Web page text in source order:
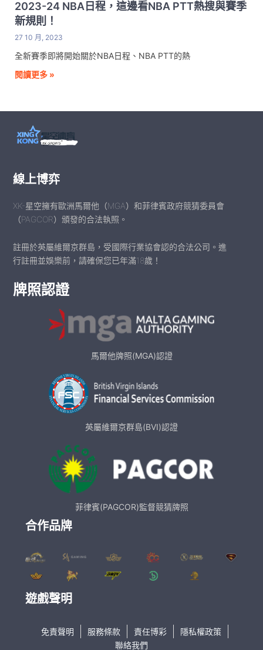
2023-24 NBA日程，這邊看NBA PTT熱搜與賽季
新規則！
27 10 月, 2023
全新賽季即將開始關於NBA日程、NBA PTT的熱
閱讀更多 »
線上博弈
XK-星空擁有歐洲馬爾他（MGA）和菲律賓政府競猜委員會
（PAGCOR）頒發的合法執照。
註冊於英屬維爾京群島，受國際行業協會認的合法公司。進
行註冊並娛樂前，請確保您已年滿18歲！
牌照認證
馬爾他牌照(MGA)認證
英屬維爾京群島(BVI)認證
菲律賓(PAGCOR)監督競猜牌照
合作品牌
遊戲聲明
免責聲明 服務條款 責任博彩
隱私權政策
聯絡我們